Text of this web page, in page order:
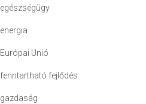
egészségügy
energia
Európai Unió
fenntartható fejlődés
gazdaság